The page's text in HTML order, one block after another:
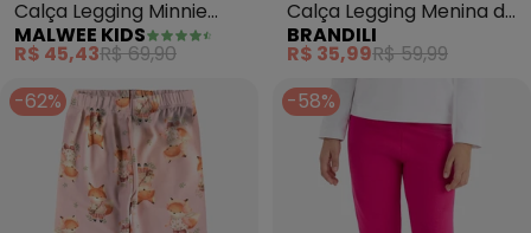
Calça Legging Minnie
Mouse® (Preto)
MALWEE KIDS
R$ 45,43R$ 69,90
Calça Legging Menina de
Corações (Rosa)
BRANDILI
R$ 35,99R$ 59,99
-62%
-58%